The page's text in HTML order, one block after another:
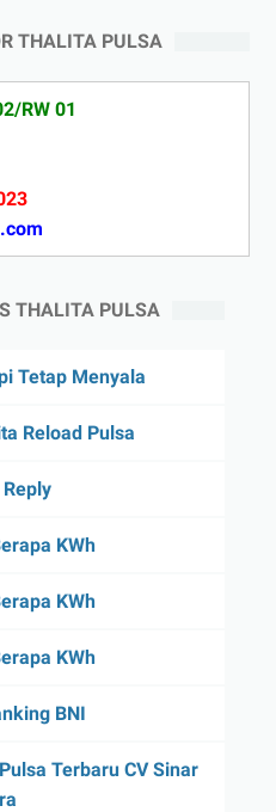
THALITA PULSA
RW 01
THALITA PULSA
Tetap Menyala
Reload Pulsa
KWh
KWh
KWh
BNI
Terbaru CV Sinar